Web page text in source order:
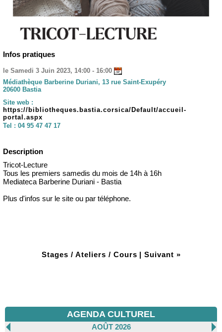
Infos pratiques
le Samedi 3 Juin 2023, 14:00 - 16:00
Médiathèque Barberine Duriani, 13 rue Saint-Exupéry
20600 Bastia
Site web :
https://bibliotheques.bastia.corsica/Default/accueil-
portal.aspx
Tel : 04 95 47 47 17
Description
Tricot-Lecture
Tous les premiers samedis du mois de 14h à 16h
Mediateca Barberine Duriani - Bastia
Plus d'infos sur le site ou par téléphone.
Stages / Ateliers / Cours | Suivant »
AGENDA CULTUREL
AOÛT 2026